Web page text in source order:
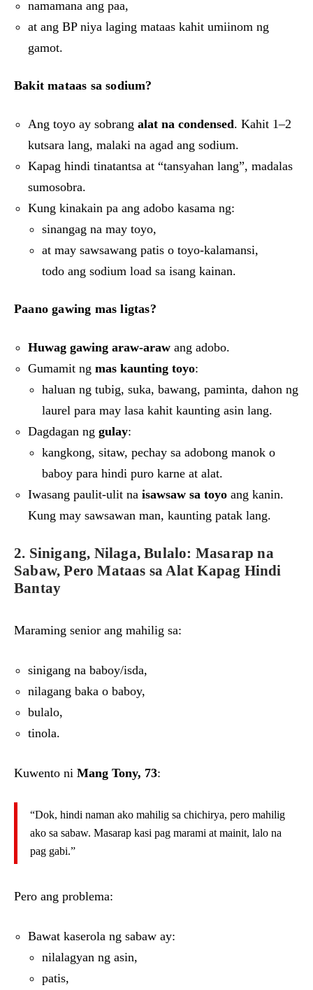
namamana ang paa,
at ang BP niya laging mataas kahit umiinom ng
gamot.
Bakit mataas sa sodium?
Ang toyo ay sobrang alat na condensed. Kahit 1–2
kutsara lang, malaki na agad ang sodium.
Kapag hindi tinatantsa at “tansyahan lang”, madalas
sumosobra.
Kung kinakain pa ang adobo kasama ng:
sinangag na may toyo,
at may sawsawang patis o toyo-kalamansi,
todo ang sodium load sa isang kainan.
Paano gawing mas ligtas?
Huwag gawing araw-araw ang adobo.
Gumamit ng mas kaunting toyo:
haluan ng tubig, suka, bawang, paminta, dahon ng
laurel para may lasa kahit kaunting asin lang.
Dagdagan ng gulay:
kangkong, sitaw, pechay sa adobong manok o
baboy para hindi puro karne at alat.
Iwasang paulit-ulit na isawsaw sa toyo ang kanin.
Kung may sawsawan man, kaunting patak lang.
2. Sinigang, Nilaga, Bulalo: Masarap na
Sabaw, Pero Mataas sa Alat Kapag Hindi
Bantay
Maraming senior ang mahilig sa:
sinigang na baboy/isda,
nilagang baka o baboy,
bulalo,
tinola.
Kuwento ni Mang Tony, 73:
“Dok, hindi naman ako mahilig sa chichirya, pero mahilig
ako sa sabaw. Masarap kasi pag marami at mainit, lalo na
pag gabi.”
Pero ang problema:
Bawat kaserola ng sabaw ay:
nilalagyan ng asin,
patis,